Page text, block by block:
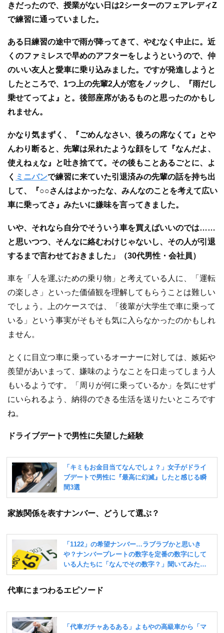
きだったので、授業がない日は2シーターのフェアレディZ
で練習に通っていました。
ある日練習の途中で雨が降ってきて、やむなく中止に。近
くのファミレスで早めのアフターをしようというので、仲
のいい友人と愛車に乗り込みました。ですが発進しようと
したところで、1つ上の先輩2人が窓をノックし、『雨だし
乗せてってよ』と。後部座席があるものと思ったのかもし
れません。
かなり気まずく、『ごめんなさい、後ろの席なくて』とや
んわり断ると、先輩は呆れたような顔をして『なんだよ、
使えねぇな』と吐き捨てて。その後もことあるごとに、よ
く ミニバンで練習に来ていた引退済みの先輩の話を持ち出
して、『○○さんはよかったな、みんなのことを考えて広い
車に乗ってさ』みたいに嫌味を言ってきました。
いや、それなら自分でそういう車を買えばいいのでは……
と思いつつ、そんなに絡むわけじゃないし、その人が引退
するまで言わせておきました」（30代男性・会社員）
車を「人を運ぶための乗り物」と考えている人に、「運転
の楽しさ」といった価値観を理解してもらうことは難しい
でしょう。上のケースでは、「後輩が大学生で車に乗って
いる」という事実がそもそも気に入らなかったのかもしれ
ません。
とくに目立つ車に乗っているオーナーに対しては、嫉妬や
羨望があいまって、嫌味のようなことを口走ってしまう人
もいるようです。「周りが何に乗っているか」を気にせず
にいられるよう、納得のできる生活を送りたいところです
ね。
ドライブデートで男性に失望した経験
家族関係を表すナンバー、どうして選ぶ？
代車にまつわるエピソード